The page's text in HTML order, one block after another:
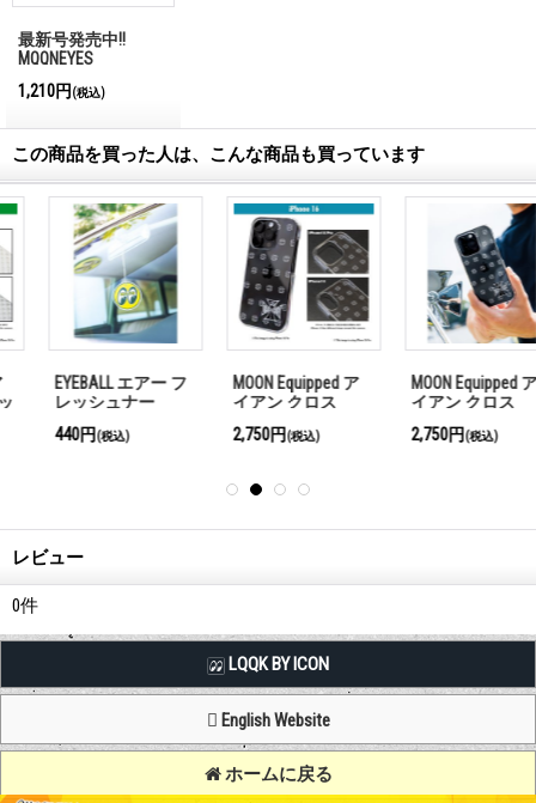
最新号発売中!!
MQQNEYES
Magazine No.28 2026
1,210円 (税込)
この商品を買った人は、こんな商品も買っています
MOON Equipped ア
イアン クロス
ース クリア
2,750円(税込)
MOON Equipped ア
イアン クロス
ドケース クリア
2,750円(税込)
MOON Equipped バ
ンダナ アイシェイ
2,200円(税込)
レビュー
0件
LQQK BY ICON
English Website
ホームに戻る